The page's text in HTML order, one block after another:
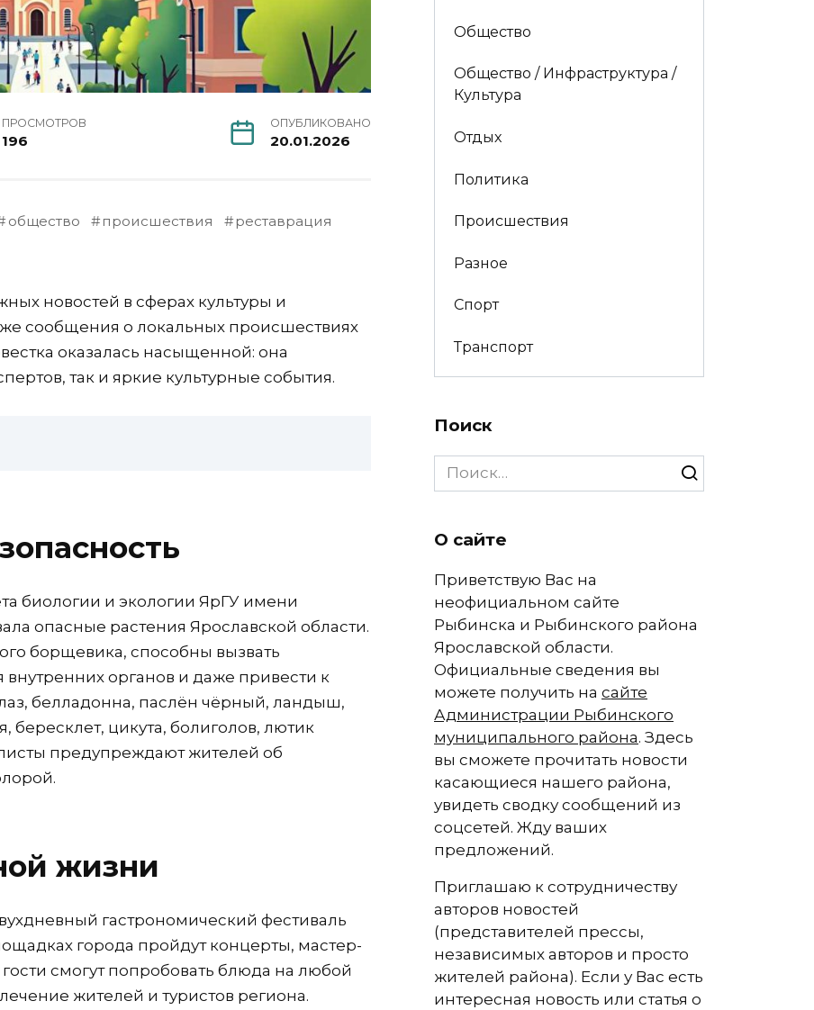
ПРОСМОТРОВ
196
ОПУБЛИКОВАНО
20.01.2026
общество происшествия
реставрация
новостей в сферах культуры и
сообщения о локальных происшествиях
оказалась насыщенной: она
так и яркие культурные события.
биологии и экологии ЯрГУ имени
опасные растения Ярославской области.
борщевика, способны вызвать
органов и даже привести к
белладонна, паслён чёрный, ландыш,
бересклет, цикута, болиголов, лютик
предупреждают жителей об
жизни
гастрономический фестиваль
города пройдут концерты, мастер-
смогут попробовать блюда на любой
жителей и туристов региона.
Общество
Общество / Инфраструктура /
Культура
Отдых
Политика
Происшествия
Разное
Спорт
Транспорт
Поиск
Search
for:
О сайте
Приветствую Вас на
неофициальном сайте
Рыбинска и Рыбинского района
Ярославской области.
Официальные сведения вы
можете получить на сайте
Администрации Рыбинского
муниципального района. Здесь
вы сможете прочитать новости
касающиеся нашего района,
увидеть сводку сообщений из
соцсетей. Жду ваших
предложений.
Приглашаю к сотрудничеству
авторов новостей
(представителей прессы,
независимых авторов и просто
жителей района). Если у Вас есть
интересная новость или статья о